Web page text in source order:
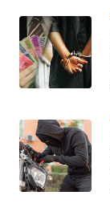
JABAR
WN
BANTEN
WN
NTT
WN
KEPRI